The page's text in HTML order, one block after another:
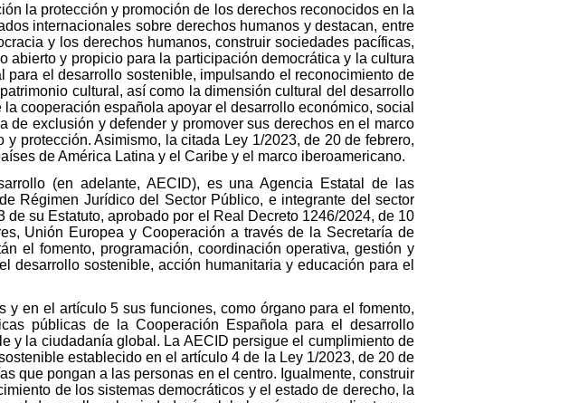
la protección y promoción de los derechos reconocidos en la
internacionales sobre derechos humanos y destacan, entre
y los derechos humanos, construir sociedades pacíficas,
y propicio para la participación democrática y la cultura
el desarrollo sostenible, impulsando el reconocimiento de
cultural, así como la dimensión cultural del desarrollo
cooperación española apoyar el desarrollo económico, social
exclusión y defender y promover sus derechos en el marco
protección. Asimismo, la citada Ley 1/2023, de 20 de febrero,
de América Latina y el Caribe y el marco iberoamericano.
(en adelante, AECID), es una Agencia Estatal de las
Régimen Jurídico del Sector Público, e integrante del sector
su Estatuto, aprobado por el Real Decreto 1246/2024, de 10
Unión Europea y Cooperación a través de la Secretaría de
el fomento, programación, coordinación operativa, gestión y
sostenible, acción humanitaria y educación para el
en el artículo 5 sus funciones, como órgano para el fomento,
públicas de la Cooperación Española para el desarrollo
y la ciudadanía global. La AECID persigue el cumplimiento de
establecido en el artículo 4 de la Ley 1/2023, de 20 de
que pongan a las personas en el centro. Igualmente, construir
de los sistemas democráticos y el estado de derecho, la